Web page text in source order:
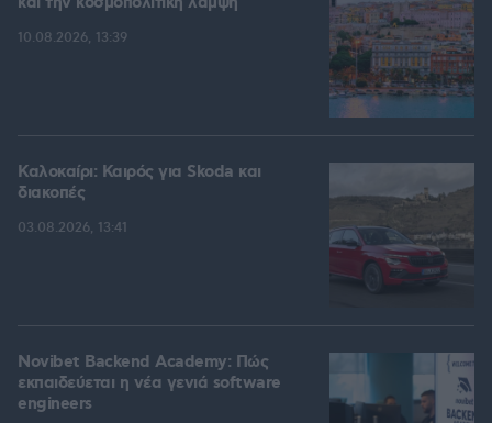
10.08.2026, 13:39
Καλοκαίρι: Καιρός για Skoda και
διακοπές
03.08.2026, 13:41
Novibet Backend Academy: Πώς
εκπαιδεύεται η νέα γενιά software
engineers